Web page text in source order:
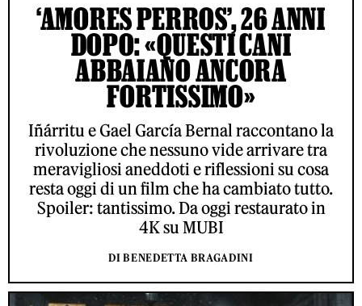
‘AMORES PERROS’, 26 ANNI
DOPO: «QUESTI CANI
ABBAIANO ANCORA
FORTISSIMO»
Iñárritu e Gael García Bernal raccontano la
rivoluzione che nessuno vide arrivare tra
meravigliosi aneddoti e riflessioni su cosa
resta oggi di un film che ha cambiato tutto.
Spoiler: tantissimo. Da oggi restaurato in
4K su MUBI
DI BENEDETTA BRAGADINI